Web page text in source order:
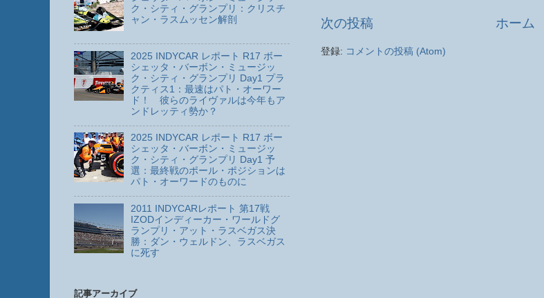
次の投稿 ホーム
登録: コメントの投稿 (Atom)
ク・シティ・グランプリ：クリスチ
ャン・ラスムッセン解剖
2025 INDYCAR レポート R17 ボー
シェッタ・バーボン・ミュージッ
ク・シティ・グランプリ Day1 プラ
クティス1：最速はパト・オーワー
ド！ 彼らのライヴァルは今年もア
ンドレッティ勢か？
2025 INDYCAR レポート R17 ボー
シェッタ・バーボン・ミュージッ
ク・シティ・グランプリ Day1 予
選：最終戦のポール・ポジションは
パト・オーワードのものに
2011 INDYCARレポート 第17戦
IZODインディーカー・ワールドグ
ランプリ・アット・ラスベガス決
勝：ダン・ウェルドン、ラスベガス
に死す
記事アーカイブ